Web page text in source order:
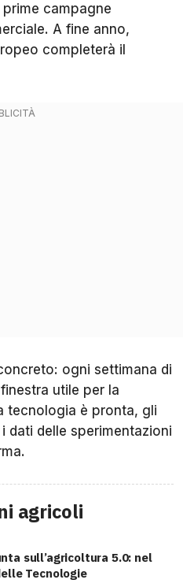
campagne
A fine anno,
completerà il
ogni settimana di
utile per la
tecnologia è pronta, gli
dati delle sperimentazioni
agricoli
sull’agricoltura 5.0: nel
Tecnologie